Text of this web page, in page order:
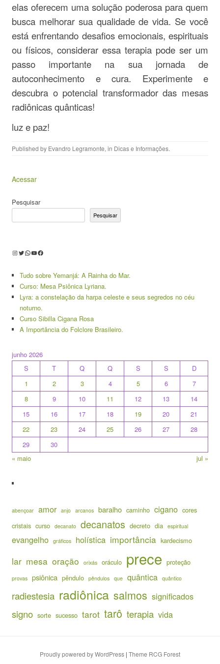
elas oferecem uma solução poderosa para quem
busca melhorar sua qualidade de vida. Se você
está enfrentando desafios emocionais, espirituais
ou físicos, considerar essa terapia pode ser um
passo importante na sua jornada de
autoconhecimento e cura. Experimente e
descubra o potencial transformador das mesas
radiônicas quânticas!
luz e paz!
Published by Evandro Legramonte, in Dicas e Informações.
Acessar
Pesquisar
Pesquisar
Instagram
Twitter
WhatsApp
Youtube
Facebook
Tudo sobre Yemanjá: A Rainha do Mar.
Curso: Mesa Psiônica Lyriana.
Lyra: a constelação da harpa celeste e seus segredos no céu
noturno.
Curso Sibilla Cigana Rosa
A Importância do Folclore Brasileiro.
junho 2026
S
T Q Q S S
D
1
2 3 4 5 6
7
8
9 10 11 12 13
14
15
16 17 18 19 20
21
22
23 24 25 26 27
28
29
30
« maio
jul »
abençoar amor anjo arcanos baralho caminho cigano cores
cristais curso decanato decanatos decreto dia espiritual
evangelho gráficos holística importância kardecismo
lar mesa oração orixás oráculo prece proteção
provas psiônica pêndulo pêndulos que quântica quântico
radiestesia radiônica salmos significados
signo sorte sucesso tarot tarô terapia vida
Proudly powered by WordPress | Theme RCG Forest